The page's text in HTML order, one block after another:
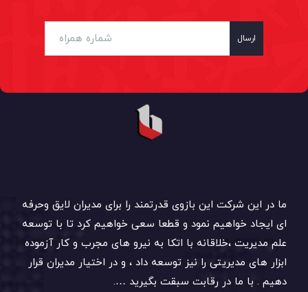
ارسال
ما در این شرکت این بازوی قدرتمند را برای مدیران لایق وحرفه
ای ایجاد خواهیم نمود و قطعا سعی خواهیم کرد تا با توسعه
علم مدیریت ،خلاقانه با اتکا به نیرو های مجرب و کار آزموده
ابزار های مدیریتی را نیز توسعه داد ، و در اختیار مدیران قرار
دهیم . با ما در رقابت سبقت بگیرید ….